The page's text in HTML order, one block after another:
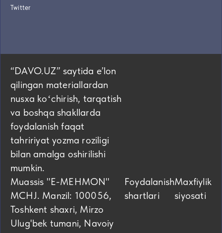
Twitter
“DAVO.UZ” saytida eʼlon
qilingan materiallardan
nusxa koʻchirish, tarqatish
va boshqa shakllarda
foydalanish faqat
tahririyat yozma roziligi
bilan amalga oshirilishi
mumkin.
Muassis "E-MEHMON"
MCHJ. Manzil: 100056,
Toshkent shaxri, Mirzo
Ulug'bek tumani, Navoiy
Foydalanish
shartlari
Maxfiylik
siyosati